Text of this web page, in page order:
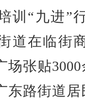
训 “九进”
道在临街
场张贴
东路街道